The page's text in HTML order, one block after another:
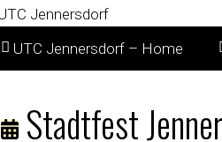
UTC Jennersdorf – Home
Stadtfest